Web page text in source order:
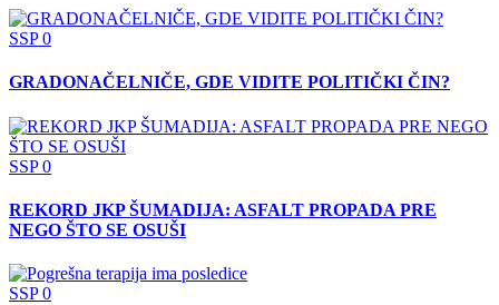
SSP0
GRADONAČELNIČE, GDE VIDITE POLITIČKI ČIN?
SSP0
REKORD JKP ŠUMADIJA: ASFALT PROPADA PRE
NEGO ŠTO SE OSUŠI
SSP0